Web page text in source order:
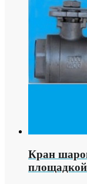
Кран
площадкой